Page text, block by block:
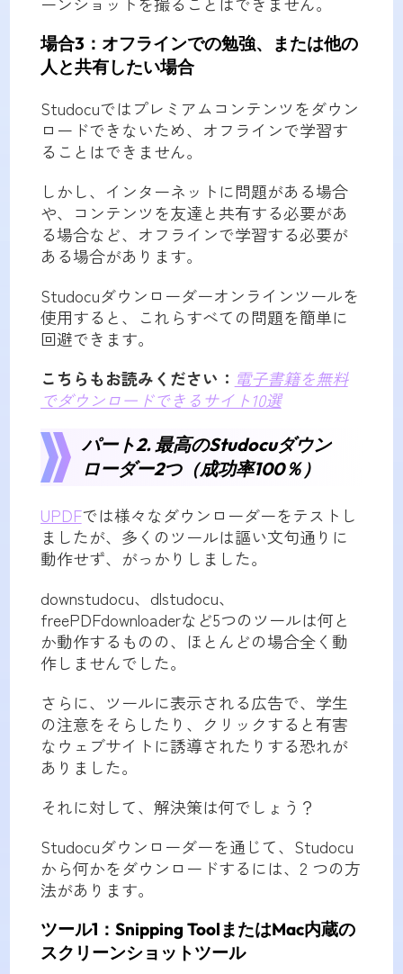
場合3： オフラインでの勉強、または他の
人と共有したい場合
Studocuではプレミアムコンテンツをダウン
ロードできないため、オフラインで学習す
ることはできません。
しかし、インターネットに問題がある場合
や、コンテンツを友達と共有する必要があ
る場合など、オフラインで学習する必要が
ある場合があります。
Studocuダウンローダーオンラインツールを
使用すると、これらすべての問題を簡単に
回避できます。
こちらもお読みください： 電子書籍を無料
でダウンロードできるサイト10選
パート2. 最高のStudocuダウン
ローダー2つ（成功率100％）
UPDFでは様々なダウンローダーをテストし
ましたが、多くのツールは謳い文句通りに
動作せず、がっかりしました。
downstudocu、dlstudocu、
freePDFdownloaderなど5つのツールは何と
か動作するものの、ほとんどの場合全く動
作しませんでした。
さらに、ツールに表示される広告で、学生
の注意をそらしたり、クリックすると有害
なウェブサイトに誘導されたりする恐れが
ありました。
それに対して、解決策は何でしょう？
Studocuダウンローダーを通じて、Studocu
から何かをダウンロードするには、2 つの方
法があります。
ツール1：Snipping ToolまたはMac内蔵の
スクリーンショットツール